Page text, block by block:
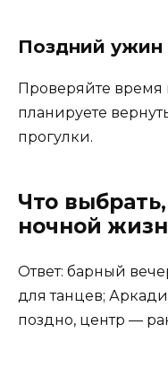
Поздний ужин
Проверяйте время
планируете
прогулки.
Что
ночной
Ответ: барный
для танцев;
поздно, центр —